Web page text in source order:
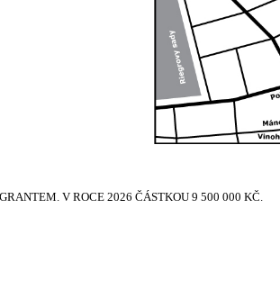
V ROCE 2026 ČÁSTKOU 9 500 000 KČ.